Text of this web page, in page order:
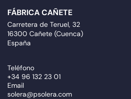
FÁBRICA CAÑETE
Carretera de Teruel, 32
16300 Cañete (Cuenca)
España
Teléfono
+34 96 132 23 01
Email
solera@psolera.com